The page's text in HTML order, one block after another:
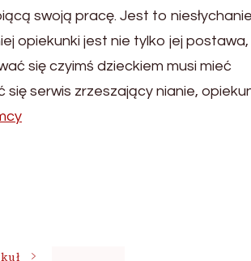
swoją pracę. Jest to niesłychanie
opiekunki jest nie tylko jej postawa,
się czyimś dzieckiem musi mieć
serwis zrzeszający nianie,